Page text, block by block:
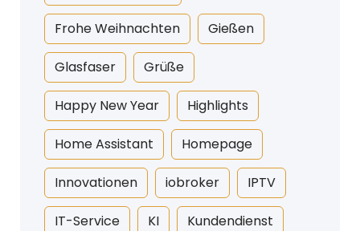
Frohe Weihnachten Gießen
Glasfaser Grüße
Happy New Year Highlights
Home Assistant Homepage
Innovationen iobroker IPTV
IT-Service KI Kundendienst